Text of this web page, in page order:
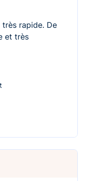
rapide. De
et très